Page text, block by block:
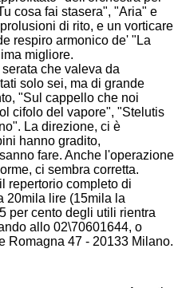
cosa fai stasera", "Aria" e
di rito, e un vorticare
respiro armonico de' "La
migliore.
che valeva da
solo sei, ma di grande
"Sul cappello che noi
cifolo del vapore", "Stelutis
La direzione, ci è
hanno gradito,
fare. Anche l'operazione
ci sembra corretta.
repertorio completo di
20mila lire (15mila la
per cento degli utili rientra
allo 02\70601644, o
Romagna 47 - 20133 Milano.